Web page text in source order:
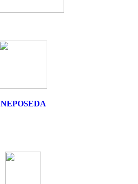
NEPOSEDA